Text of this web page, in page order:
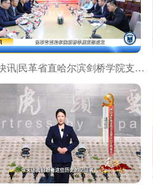
《剑桥快讯|民革省直哈尔滨剑桥学院支部成立大会》